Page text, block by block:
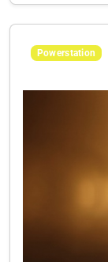
Powerstation